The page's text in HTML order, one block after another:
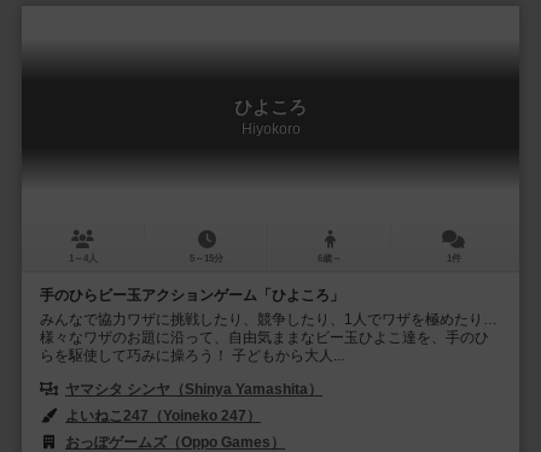
ひよころ
Hiyokoro
1～4人 5～15分 6歳～ 1件
手のひらビー玉アクションゲーム「ひよころ」
みんなで協力ワザに挑戦したり、競争したり、1人でワザを極めたり…
様々なワザのお題に沿って、自由気ままなビー玉ひよこ達を、手のひ
らを駆使して巧みに操ろう！ 子どもから大人...
ヤマシタ シンヤ（Shinya Yamashita）
よいねこ247（Yoineko 247）
おっぽゲームズ（Oppo Games）